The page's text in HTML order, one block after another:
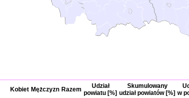
Kobiet Mężczyzn Razem
Udział
powiatu [%]
Skumulowany
udział powiatów [%] w